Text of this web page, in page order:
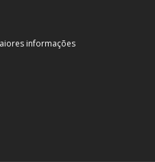
informações